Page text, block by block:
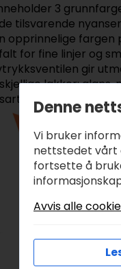
3
tilsvarende
opprinnelige
for fine linjer og
gir
lakker:
utseende.
Denne
Vi bruker
nettstedet vårt
fortsette å
Avvis alle